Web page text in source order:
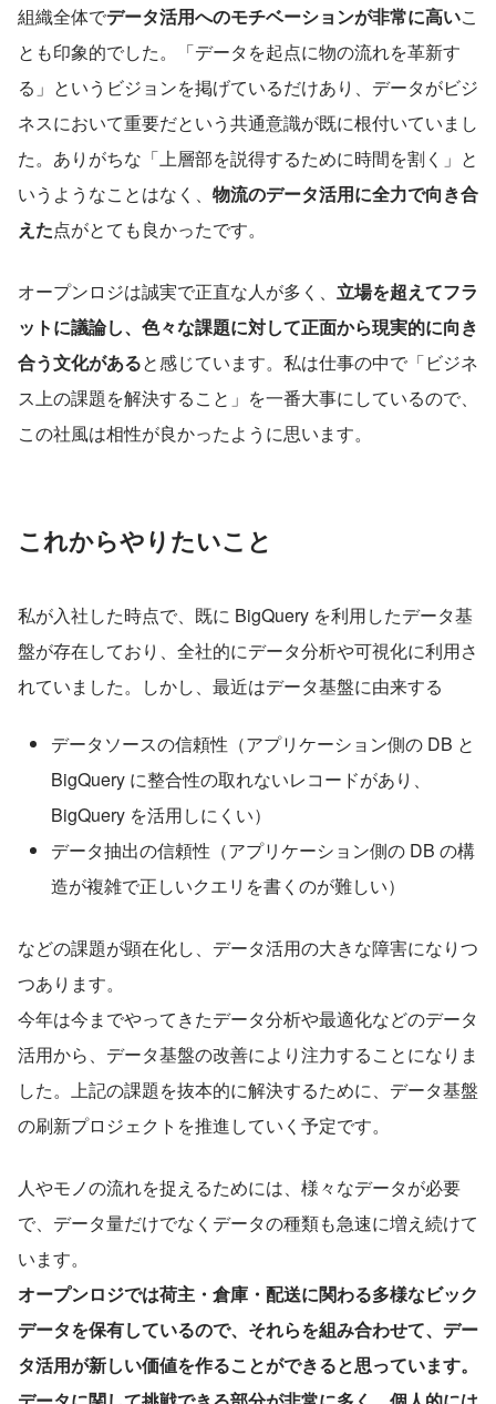
組織全体でデータ活用へのモチベーションが非常に高いこ
とも印象的でした。「データを起点に物の流れを革新す
る」というビジョンを掲げているだけあり、データがビジ
ネスにおいて重要だという共通意識が既に根付いていまし
た。ありがちな「上層部を説得するために時間を割く」と
いうようなことはなく、 物流のデータ活用に全力で向き合
えた点がとても良かったです。
オープンロジは誠実で正直な人が多く、 立場を超えてフラ
ットに議論し、色々な課題に対して正面から現実的に向き
合う文化があると感じています。私は仕事の中で「ビジネ
ス上の課題を解決すること」を一番大事にしているので、
この社風は相性が良かったように思います。
これからやりたいこと
私が入社した時点で、既に BigQuery を利用したデータ基
盤が存在しており、全社的にデータ分析や可視化に利用さ
れていました。しかし、最近はデータ基盤に由来する
データソースの信頼性（アプリケーション側の DB と
BigQuery に整合性の取れないレコードがあり、
BigQuery を活用しにくい）
データ抽出の信頼性（アプリケーション側の DB の構
造が複雑で正しいクエリを書くのが難しい）
などの課題が顕在化し、データ活用の大きな障害になりつ
つあります。
今年は今までやってきたデータ分析や最適化などのデータ
活用から、データ基盤の改善により注力することになりま
した。上記の課題を抜本的に解決するために、データ基盤
の刷新プロジェクトを推進していく予定です。
人やモノの流れを捉えるためには、様々なデータが必要
で、データ量だけでなくデータの種類も急速に増え続けて
います。
オープンロジでは荷主・倉庫・配送に関わる多様なビック
データを保有しているので、それらを組み合わせて、デー
タ活用が新しい価値を作ることができると思っています。